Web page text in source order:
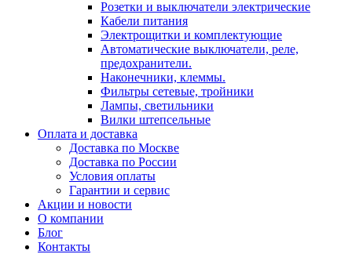
Розетки и выключатели электрические
Кабели питания
Электрощитки и комплектующие
Автоматические выключатели, реле,
предохранители.
Наконечники, клеммы.
Фильтры сетевые, тройники
Лампы, светильники
Вилки штепсельные
Оплата и доставка
Доставка по Москве
Доставка по России
Условия оплаты
Гарантии и сервис
Акции и новости
О компании
Блог
Контакты